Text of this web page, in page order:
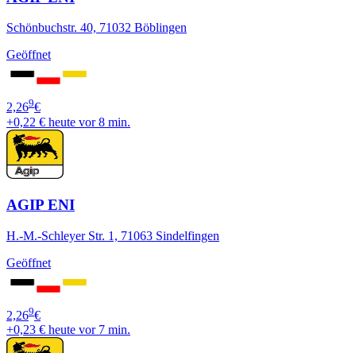
Schönbuchstr. 40, 71032 Böblingen
Geöffnet
2,269€
+0,22 € heute vor 8 min.
AGIP ENI
H.-M.-Schleyer Str. 1, 71063 Sindelfingen
Geöffnet
2,269€
+0,23 € heute vor 7 min.